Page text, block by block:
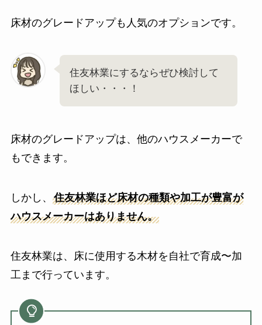
床材のグレードアップも人気のオプションです。
住友林業にするならぜひ検討して
ほしい・・・！
床材のグレードアップは、他のハウスメーカーで
もできます。
しかし、 住友林業ほど床材の種類や加工が豊富が
ハウスメーカーはありません。
住友林業は、床に使用する木材を自社で育成〜加
工まで行っています。